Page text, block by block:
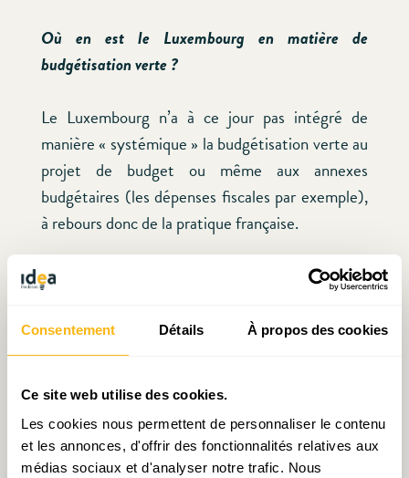
Consentement Détails À propos des cookies
Ce site web utilise des cookies.
Les cookies nous permettent de personnaliser le contenu
et les annonces, d'offrir des fonctionnalités relatives aux
médias sociaux et d'analyser notre trafic. Nous
Où en est le Luxembourg en matière de
budgétisation verte ?
Le Luxembourg n’a à ce jour pas intégré de
manière « systémique » la budgétisation verte au
projet de budget ou même aux annexes
budgétaires (les dépenses fiscales par exemple),
à rebours donc de la pratique française.
Cependant, le Grand-Duché ne part nullement
environnementale. Les projets de budget
successifs comprennent en effet une annexe sur
part des investissements publics ou des moyens
alloués à d’autres projets se prêtant à une forme
de planification pluriannuelle. Or au moins trois